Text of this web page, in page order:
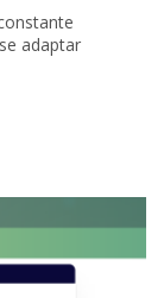
adaptar